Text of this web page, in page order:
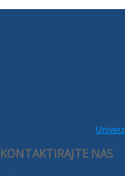
KONTAKTIRAJTE NAS